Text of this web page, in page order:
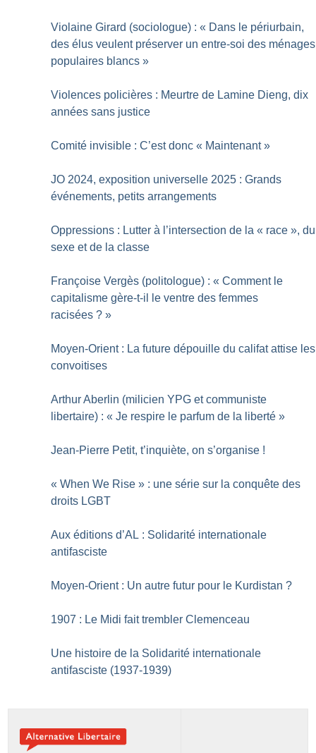
Violaine Girard (sociologue) : « Dans le périurbain,
des élus veulent préserver un entre-soi des ménages
populaires blancs »
Violences policières : Meurtre de Lamine Dieng, dix
années sans justice
Comité invisible : C’est donc « Maintenant »
JO 2024, exposition universelle 2025 : Grands
événements, petits arrangements
Oppressions : Lutter à l’intersection de la « race », du
sexe et de la classe
Françoise Vergès (politologue) : « Comment le
capitalisme gère-t-il le ventre des femmes
racisées ? »
Moyen-Orient : La future dépouille du califat attise les
convoitises
Arthur Aberlin (milicien YPG et communiste
libertaire) : « Je respire le parfum de la liberté »
Jean-Pierre Petit, t’inquiète, on s’organise !
« When We Rise » : une série sur la conquête des
droits LGBT
Aux éditions d’AL : Solidarité internationale
antifasciste
Moyen-Orient : Un autre futur pour le Kurdistan ?
1907 : Le Midi fait trembler Clemenceau
Une histoire de la Solidarité internationale
antifasciste (1937-1939)